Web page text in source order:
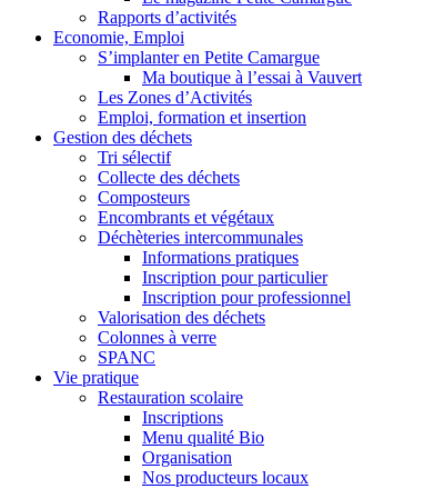
Rapports d’activités
Economie, Emploi
S’implanter en Petite Camargue
Ma boutique à l’essai à Vauvert
Les Zones d’Activités
Emploi, formation et insertion
Gestion des déchets
Tri sélectif
Collecte des déchets
Composteurs
Encombrants et végétaux
Déchèteries intercommunales
Informations pratiques
Inscription pour particulier
Inscription pour professionnel
Valorisation des déchets
Colonnes à verre
SPANC
Vie pratique
Restauration scolaire
Inscriptions
Menu qualité Bio
Organisation
Nos producteurs locaux